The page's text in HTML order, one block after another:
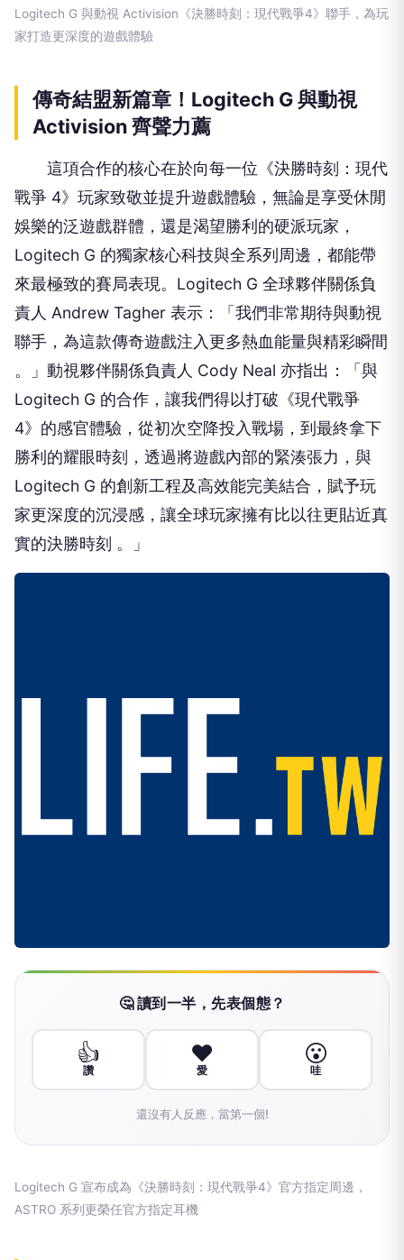
Logitech G 與動視 Activision《決勝時刻：現代戰爭4》聯手，為玩
家打造更深度的遊戲體驗
傳奇結盟新篇章！Logitech G 與動視
Activision 齊聲力薦
這項合作的核心在於向每一位《決勝時刻：現代
戰爭 4》玩家致敬並提升遊戲體驗，無論是享受休閒
娛樂的泛遊戲群體，還是渴望勝利的硬派玩家，
Logitech G 的獨家核心科技與全系列周邊，都能帶
來最極致的賽局表現。Logitech G 全球夥伴關係負
責人 Andrew Tagher 表示：「我們非常期待與動視
聯手，為這款傳奇遊戲注入更多熱血能量與精彩瞬間
。」動視夥伴關係負責人 Cody Neal 亦指出：「與
Logitech G 的合作，讓我們得以打破《現代戰爭
4》的感官體驗，從初次空降投入戰場，到最終拿下
勝利的耀眼時刻，透過將遊戲內部的緊湊張力，與
Logitech G 的創新工程及高效能完美結合，賦予玩
家更深度的沉浸感，讓全球玩家擁有比以往更貼近真
實的決勝時刻 。」
🤔 讀到一半，先表個態？
👍
讚
❤️
愛
😮
哇
還沒有人反應，當第一個!
Logitech G 宣布成為《決勝時刻：現代戰爭4》官方指定周邊，
ASTRO 系列更榮任官方指定耳機